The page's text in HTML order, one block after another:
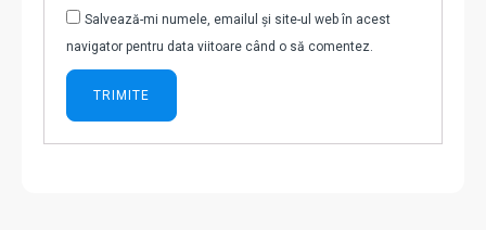
Salvează-mi numele, emailul și site-ul web în acest
navigator pentru data viitoare când o să comentez.